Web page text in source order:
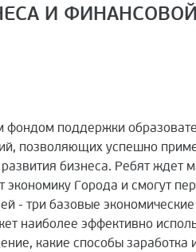
И
фондом поддержки
позволяющих успешно
бизнеса. Ребят ждет
Города и смогут
- три базовые
наиболее эффективно
какие способы заработка